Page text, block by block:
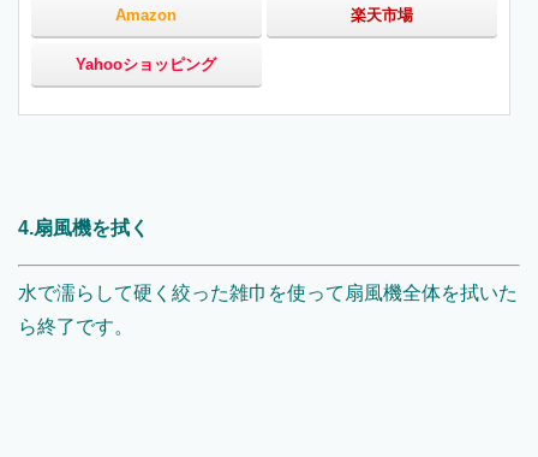
Amazon 楽天市場
Yahooショッピング
4.扇風機を拭く
水で濡らして硬く絞った雑巾を使って扇風機全体を拭いた
ら終了です。